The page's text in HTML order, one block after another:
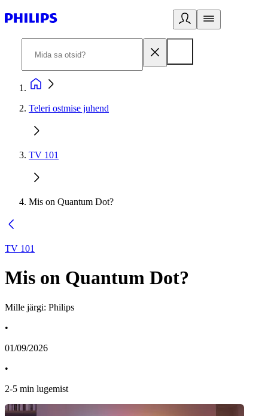
Teleri ostmise juhend
TV 101
Mis on Quantum Dot?
TV 101
Mis on Quantum Dot?
Mille järgi: Philips
•
01/09/2026
•
2-5 min lugemist